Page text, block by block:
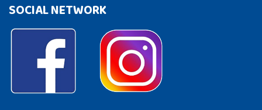
SOCIAL NETWORK